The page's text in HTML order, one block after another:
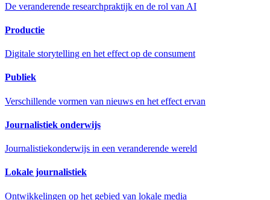
De veranderende researchpraktijk en de rol van AI
Productie
Digitale storytelling en het effect op de consument
Publiek
Verschillende vormen van nieuws en het effect ervan
Journalistiek onderwijs
Journalistiekonderwijs in een veranderende wereld
Lokale journalistiek
Ontwikkelingen op het gebied van lokale media